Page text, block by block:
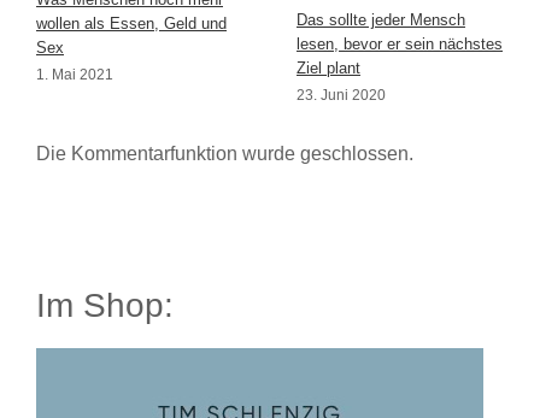
wollen als Essen, Geld und
Sex
1. Mai 2021
Das sollte jeder Mensch
lesen, bevor er sein nächstes
Ziel plant
23. Juni 2020
Die Kommentarfunktion wurde geschlossen.
Im Shop: